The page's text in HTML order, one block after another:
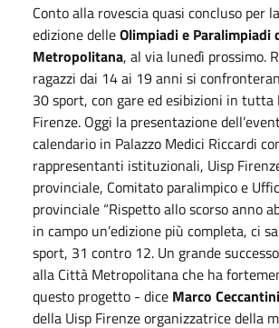
Conto alla rovescia quasi concluso per
edizione delleOlimpiadi e Paralimpiadi
Metropolitana, al via lunedì prossimo.
ragazzi dai 14 ai 19 anni si
30 sport, con gare ed esibizioni in tutta
Firenze. Oggi la presentazione
calendario in Palazzo Medici Riccardi
rappresentanti istituzionali, Uisp
provinciale, Comitato paralimpico e
provinciale “Rispetto allo scorso anno
in campo un’edizione più completa, ci
sport, 31 contro 12. Un grande
alla Città Metropolitana che ha
questo progetto - dice Marco Ceccantini
della Uisp Firenze organizzatrice della